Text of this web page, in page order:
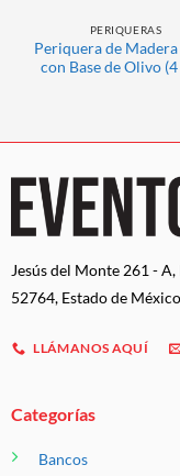
PERIQUERAS
Periquera de
con Base de Olivo (4
Jesús del Monte 261 -
52764, Estado de
LLÁMANOS AQUÍ
Categorías
Bancos